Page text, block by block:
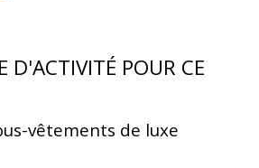
D'ACTIVITÉ POUR CE
vêtements de luxe